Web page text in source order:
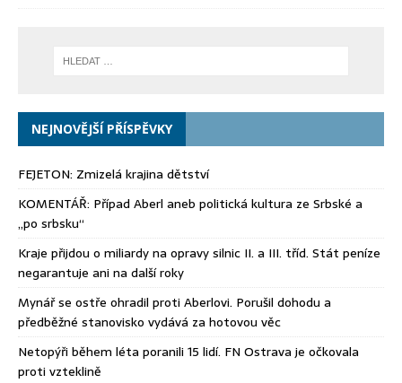
NEJNOVĚJŠÍ PŘÍSPĚVKY
FEJETON: Zmizelá krajina dětství
KOMENTÁŘ: Případ Aberl aneb politická kultura ze Srbské a
„po srbsku“
Kraje přijdou o miliardy na opravy silnic II. a III. tříd. Stát peníze
negarantuje ani na další roky
Mynář se ostře ohradil proti Aberlovi. Porušil dohodu a
předběžné stanovisko vydává za hotovou věc
Netopýři během léta poranili 15 lidí. FN Ostrava je očkovala
proti vzteklině